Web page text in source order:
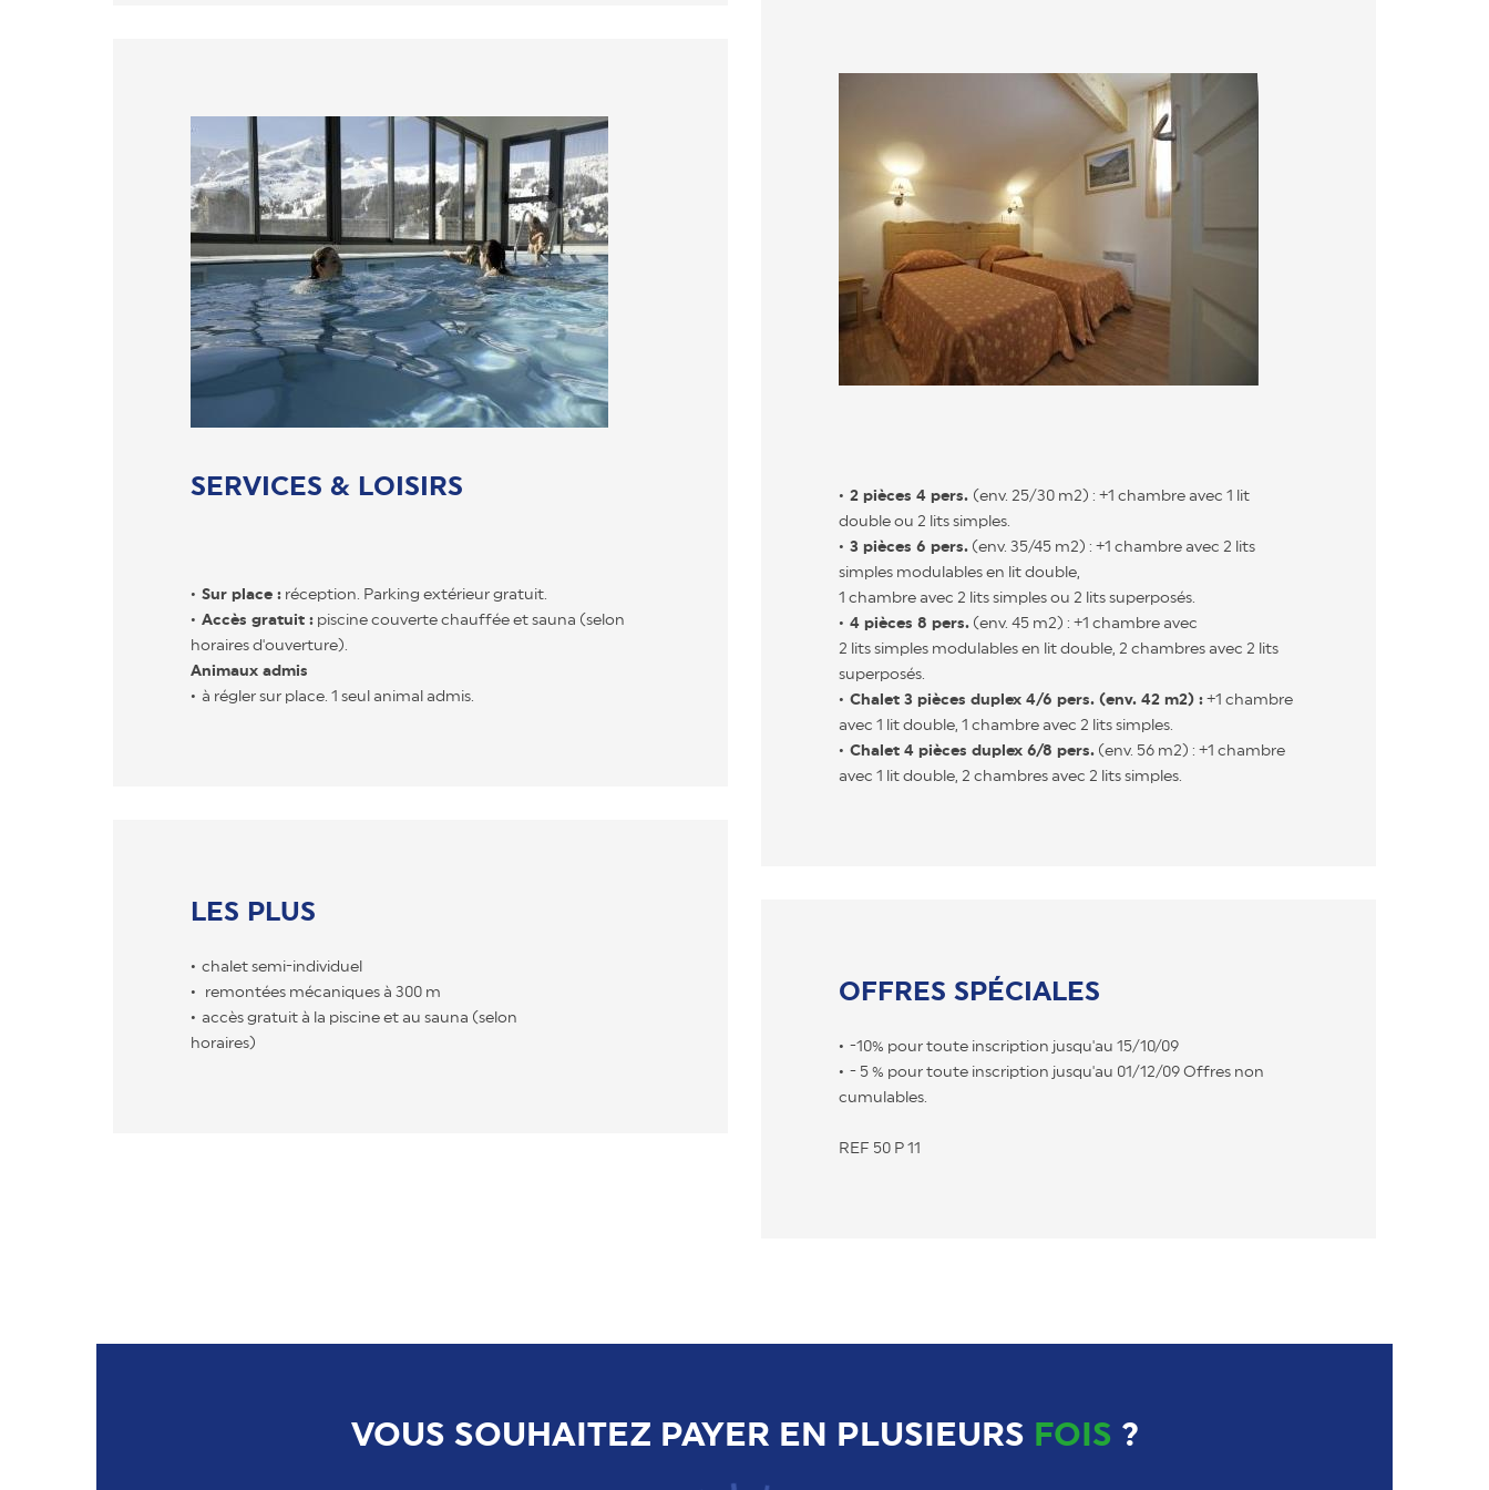
2 pièces 4 pers. (env. 25/30 m2) : +1 chambre avec 1 lit
double ou 2 lits simples.
3 pièces 6 pers. (env. 35/45 m2) : +1 chambre avec 2 lits
simples modulables en lit double,
1 chambre avec 2 lits simples ou 2 lits superposés.
4 pièces 8 pers. (env. 45 m2) : +1 chambre avec
2 lits simples modulables en lit double, 2 chambres avec 2 lits
superposés.
Chalet 3 pièces duplex 4/6 pers. (env. 42 m2) :+1 chambre
avec 1 lit double, 1 chambre avec 2 lits simples.
Chalet 4 pièces duplex 6/8 pers. (env. 56 m2) : +1 chambre
avec 1 lit double, 2 chambres avec 2 lits simples.
SERVICES & LOISIRS
Sur place : réception. Parking extérieur gratuit.
Accès gratuit : piscine couverte chauffée et sauna (selon
horaires d'ouverture).
Animaux admis
à régler sur place. 1 seul animal admis.
LES PLUS
chalet semi-individuel
remontées mécaniques à 300 m
accès gratuit à la piscine et au sauna (selon
horaires)
OFFRES SPÉCIALES
-10% pour toute inscription jusqu'au 15/10/09
- 5 % pour toute inscription jusqu'au 01/12/09 Offres non
cumulables.
REF 50 P 11
VOUS SOUHAITEZ PAYER EN PLUSIEURS FOIS ?